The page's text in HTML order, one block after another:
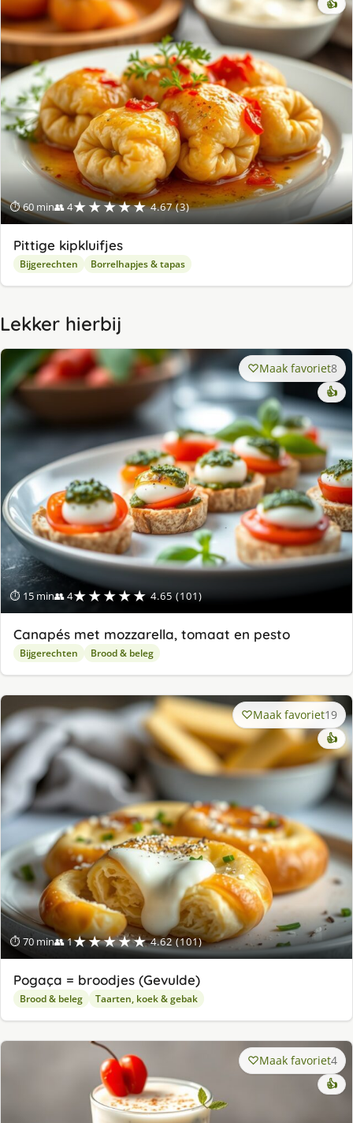
⏱ 60 min👥 4★★★★★ 4.67 (3)
👍
Pittige kipkluifjes
Bijgerechten Borrelhapjes & tapas
Lekker hierbij
⏱ 15 min👥 4★★★★★ 4.65 (101)
Maak favoriet8
👍
Canapés met mozzarella, tomaat en pesto
Bijgerechten Brood & beleg
⏱ 70 min👥 1★★★★★ 4.62 (101)
Maak favoriet19
👍
Pogaça = broodjes (Gevulde)
Brood & beleg Taarten, koek & gebak
Maak favoriet4
👍